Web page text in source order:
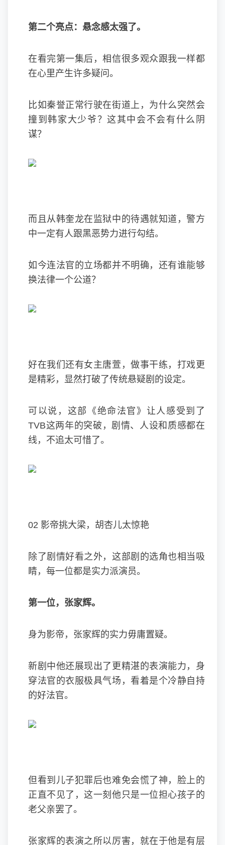
第二个亮点：悬念感太强了。
在看完第一集后，相信很多观众跟我一样都
在心里产生许多疑问。
比如秦誉正常行驶在街道上，为什么突然会
撞到韩家大少爷？这其中会不会有什么阴
谋？
而且从韩奎龙在监狱中的待遇就知道，警方
中一定有人跟黑恶势力进行勾结。
如今连法官的立场都并不明确，还有谁能够
换法律一个公道？
好在我们还有女主唐萱，做事干练，打戏更
是精彩，显然打破了传统悬疑剧的设定。
可以说，这部《绝命法官》让人感受到了
TVB这两年的突破，剧情、人设和质感都在
线，不追太可惜了。
02 影帝挑大梁，胡杏儿太惊艳
除了剧情好看之外，这部剧的选角也相当吸
睛，每一位都是实力派演员。
第一位，张家辉。
身为影帝，张家辉的实力毋庸置疑。
新剧中他还展现出了更精湛的表演能力，身
穿法官的衣服极具气场，看着是个冷静自持
的好法官。
但看到儿子犯罪后也难免会慌了神，脸上的
正直不见了，这一刻他只是一位担心孩子的
老父亲罢了。
张家辉的表演之所以厉害，就在于他是有层